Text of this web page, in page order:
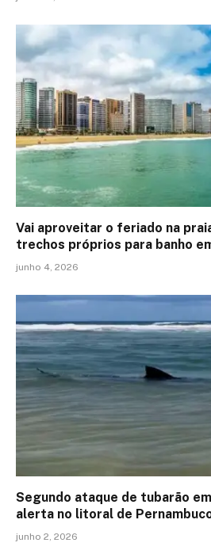
Vai aproveitar o feriado na
trechos próprios para banho
junho 4, 2026
Segundo ataque de tubarão
alerta no litoral de
junho 2, 2026